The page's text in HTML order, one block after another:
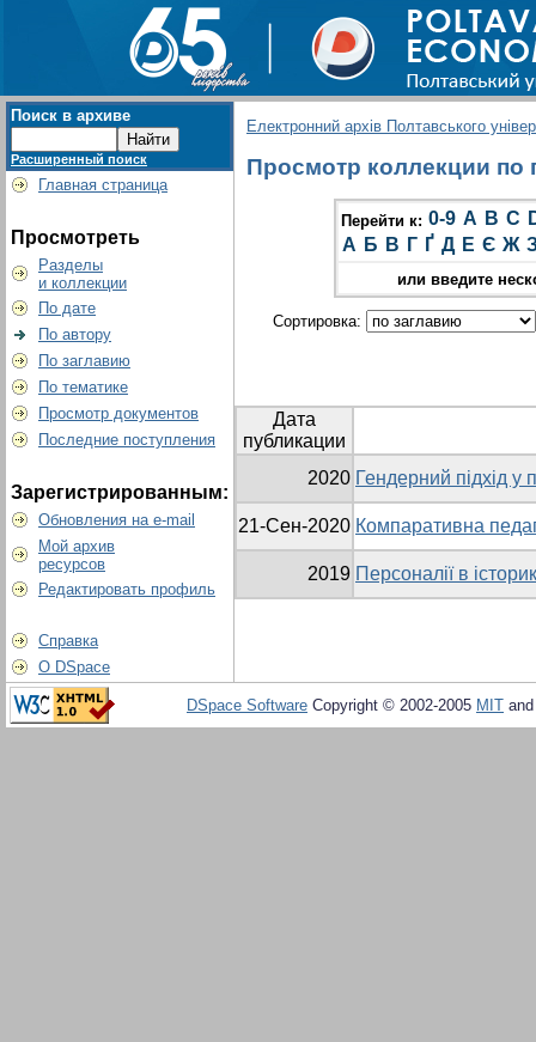
Поиск в архиве
Расширенный поиск
Главная страница
Просмотреть
Разделы
и коллекции
По дате
По автору
По заглавию
По тематике
Просмотр документов
Последние поступления
Зарегистрированным:
Обновления на e-mail
Мой архив
ресурсов
Редактировать профиль
Справка
О DSpace
Електронний архів Полтавського
Просмотр коллекции по
Перейти к: 0-9 A B C
А Б В Г Ґ Д Е Є Ж
или введите
Сортировка:
Дата
публикации
2020 Гендерний підхід у
21-Сен-2020 Компаративна
2019 Персоналії в
DSpace Software Copyright © 2002-2005 MIT